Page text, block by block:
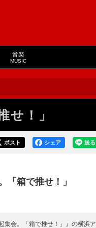
音楽
MUSIC
せ！」
送る
シェア
ポスト
「箱で推せ！」
集会。「箱で推せ！」』の横浜ア